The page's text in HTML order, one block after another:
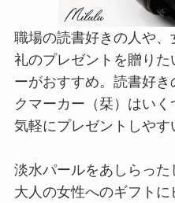
職場の読書好きの人や
礼のプレゼントを贈り
ーがおすすめ。読書好
クマーカー（栞）はい
気軽にプレゼントしやす
淡水パールをあしらった
大人の女性へのギフト